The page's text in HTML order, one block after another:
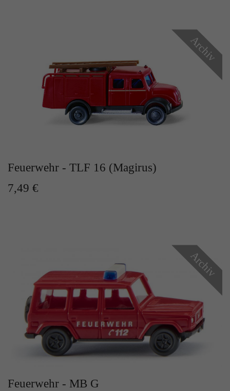
Archiv
Feuerwehr - TLF 16 (Magirus)
7,49 €
Archiv
Feuerwehr - MB G